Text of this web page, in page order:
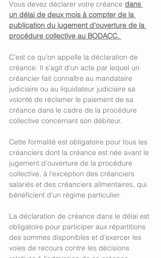
Vous devez déclarer votre créance dans
un délai de deux mois à compter de la
publication du jugement d'ouverture de la
procédure collective au BODACC.
C'est ce qu'on appelle la déclaration de
créance. Il s'agit d'un acte par lequel un
créancier fait connaître au mandataire
judiciaire ou au liquidateur judiciaire sa
volonté de réclamer le paiement de sa
créance dans le cadre de la procédure
collective concernant son débiteur.
Cette formalité est obligatoire pour tous les
créanciers dont la créance est née avant le
jugement d'ouverture de la procédure
collective, à l'exception des créanciers
salariés et des créanciers alimentaires, qui
bénéficient d'un régime particulier.
La déclaration de créance dans le délai est
obligatoire pour participer aux répartitions
des sommes disponibles et d'exercer les
voies de recours contre les décisions